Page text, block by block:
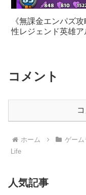
《無課金エンパズ
性レジェンド英雄ア
コメント
ホーム ゲーム
Life
人気記事